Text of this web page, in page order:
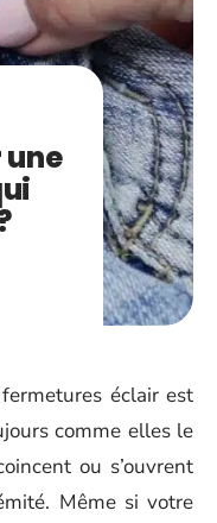
éclair est
comme elles le
ou s’ouvrent
Même si votre